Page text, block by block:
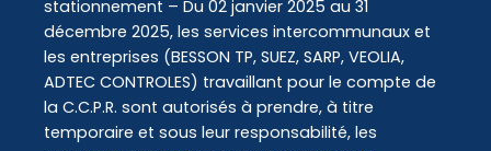
principal
stationnement – Du 02 janvier 2025 au 31
décembre 2025, les services intercommunaux et
les entreprises (BESSON TP, SUEZ, SARP, VEOLIA,
ADTEC CONTROLES) travaillant pour le compte de
la C.C.P.R. sont autorisés à prendre, à titre
temporaire et sous leur responsabilité, les